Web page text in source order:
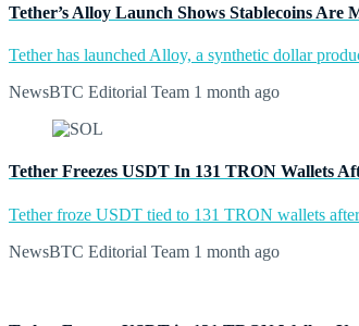
Tether’s Alloy Launch Shows Stablecoins Are
Tether has launched Alloy, a synthetic dollar
NewsBTC Editorial Team 1 month ago
Tether Freezes USDT In 131 TRON Wallets
Tether froze USDT tied to 131 TRON wallets
NewsBTC Editorial Team 1 month ago